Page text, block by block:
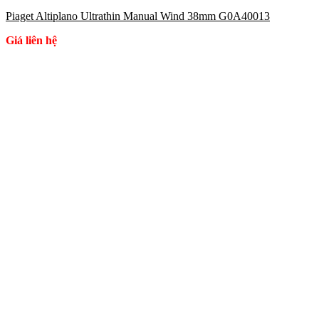
Piaget Altiplano Ultrathin Manual Wind 38mm G0A40013
Giá liên hệ